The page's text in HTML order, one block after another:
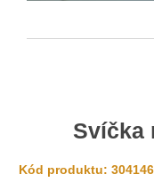
Svíčka
Kód produktu: 304146